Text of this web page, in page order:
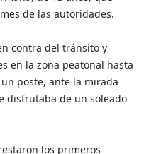
de las autoridades.
contra del tránsito y
en la zona peatonal hasta
poste, ante la mirada
disfrutaba de un soleado
los primeros